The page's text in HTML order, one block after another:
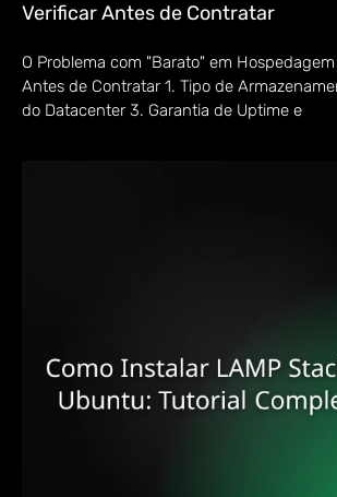
Verificar Antes de Contratar
O Problema com "Barato" em
Antes de Contratar 1. Tipo de
do Datacenter 3. Garantia de Uptime e